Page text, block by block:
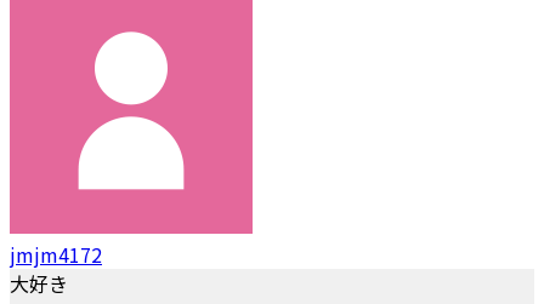
jmjm4172
大好き